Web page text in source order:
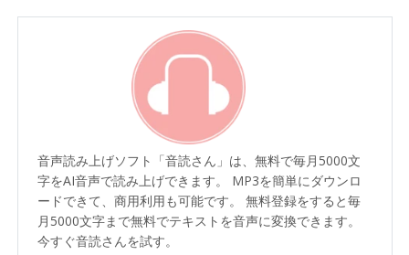
音声読み上げソフト「音読さん」は、無料で毎月5000文
字をAI音声で読み上げできます。 MP3を簡単にダウンロ
ードできて、商用利用も可能です。 無料登録をすると毎
月5000文字まで無料でテキストを音声に変換できます。
今すぐ音読さんを試す。